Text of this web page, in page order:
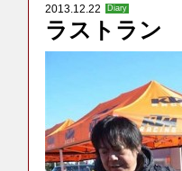
2013.12.22 Diary
ラストラン